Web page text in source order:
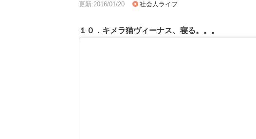
更新:2016/01/20 社会人ライフ
１０．キメラ猫ヴィーナス、寝る。。。